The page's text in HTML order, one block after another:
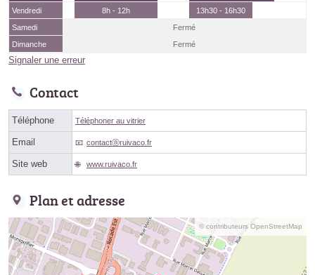
Vendredi
8h - 12h
13h30 - 16h30
Samedi
Fermé
Dimanche
Fermé
Signaler une erreur
Contact
Téléphone Téléphoner au vitrier
Email contactⓐruivaco.fr
Site web www.ruivaco.fr
Plan et adresse
© contributeurs OpenStreetMap